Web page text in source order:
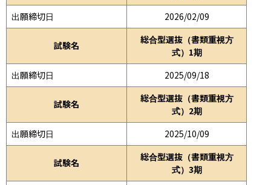
出願締切日
2026/02/09
試験名
総合型選抜（書類重視方
式）1期
出願締切日
2025/09/18
試験名
総合型選抜（書類重視方
式）2期
出願締切日
2025/10/09
試験名
総合型選抜（書類重視方
式）3期